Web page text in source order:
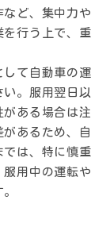
ど、集中力や
を行う上で、重
して自動車の運
。服用翌日以
ある場合は注
あるため、自
では、特に慎重
用中の運転や